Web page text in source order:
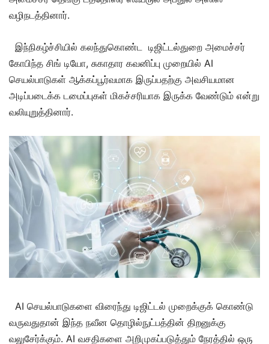
வழிநடத்தினார்.
இந்நிகழ்ச்சியில் கலந்துகொண்ட டிஜிட்டல்துறை அமைச்சர்
கோபிந்த சிங் டியோ, சுகாதார கவனிப்பு முறையில் AI
செயல்பாடுகள் ஆக்கப்பூர்வமாக இருப்பதற்கு அவசியமான
அடிப்படைக்க டமைப்புகள் மிகச்சரியாக இருக்க வேண்டும் என்று
வலியுறுத்தினார்.
AI செயல்பாடுகளை விரைந்து டிஜிட்டல் முறைக்குக் கொண்டு
வருவதுதான் இந்த நவீன தொழில்நுட்பத்தின் திறனுக்கு
வலுசேர்க்கும். AI வசதிகளை அறிமுகப்படுத்தும் நேரத்தில் ஒரு